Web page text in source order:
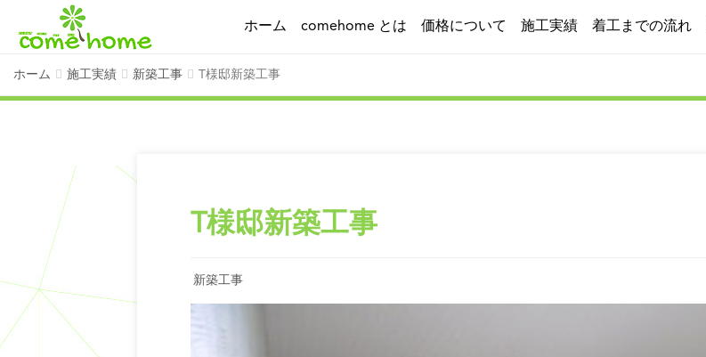
ホーム comehome とは 価格について 施工実績 着工までの流れ
ホーム 施工実績 新築工事 T様邸新築工事
T様邸新築工事
新築工事